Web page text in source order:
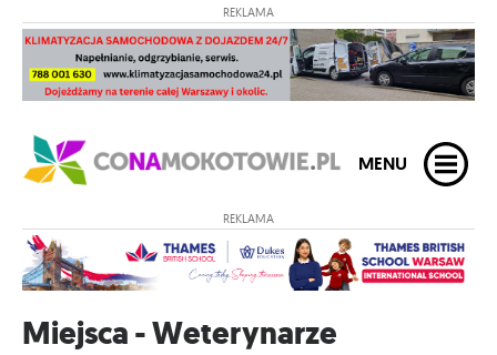
REKLAMA
MENU
REKLAMA
Miejsca - Weterynarze